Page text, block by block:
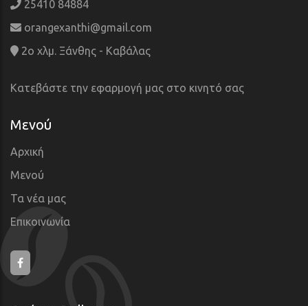
25410 84884
orangexanthi@gmail.com
2ο χλμ. Ξάνθης - Καβάλας
Κατεβάστε την εφαρμογή μας στο κινητό σας
Μενού
Αρχική
Μενού
Τα νέα μας
Επικοινωνία